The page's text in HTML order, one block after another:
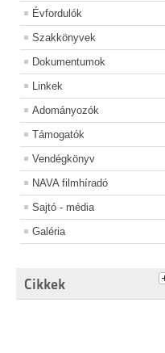
Évfordulók
Szakkönyvek
Dokumentumok
Linkek
Adományozók
Támogatók
Vendégkönyv
NAVA filmhíradó
Sajtó - média
Galéria
Cikkek